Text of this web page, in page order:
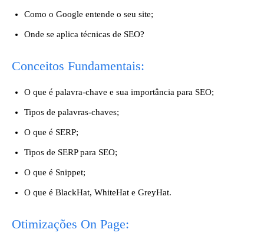
Como o Google entende o seu site;
Onde se aplica técnicas de SEO?
Conceitos Fundamentais:
O que é palavra-chave e sua importância para SEO;
Tipos de palavras-chaves;
O que é SERP;
Tipos de SERP para SEO;
O que é Snippet;
O que é BlackHat, WhiteHat e GreyHat.
Otimizações On Page: